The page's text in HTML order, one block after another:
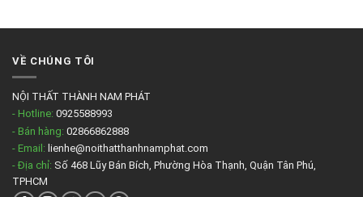
VỀ CHÚNG TÔI
NỘI THẤT THÀNH NAM PHÁT
- Hotline: 0925588993
- Bán hàng: 02866862888
- Email: lienhe@noithatthanhnamphat.com
- Địa chỉ: Số 468 Lũy Bán Bích, Phường Hòa Thạnh, Quận Tân Phú,
TPHCM